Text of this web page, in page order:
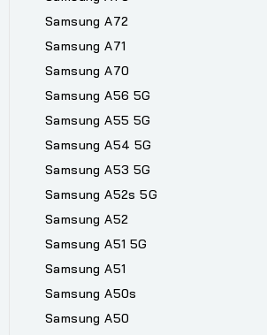
Samsung A72
Samsung A71
Samsung A70
Samsung A56 5G
Samsung A55 5G
Samsung A54 5G
Samsung A53 5G
Samsung A52s 5G
Samsung A52
Samsung A51 5G
Samsung A51
Samsung A50s
Samsung A50